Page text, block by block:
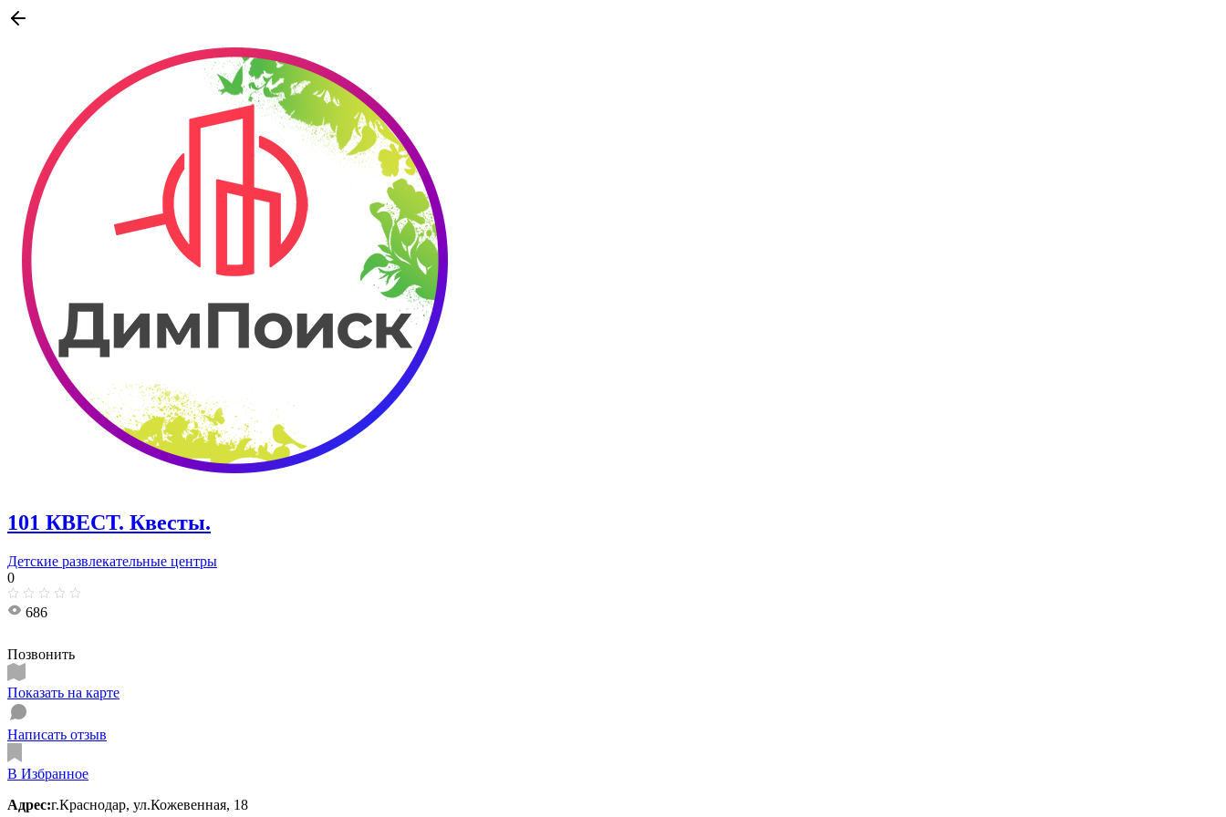
101 КВЕСТ. Квесты.
Детские развлекательные центры
0
686
Позвонить
Показать на карте
Написать отзыв
В Избранное
Адрес:г.Краснодар, ул.Кожевенная, 18